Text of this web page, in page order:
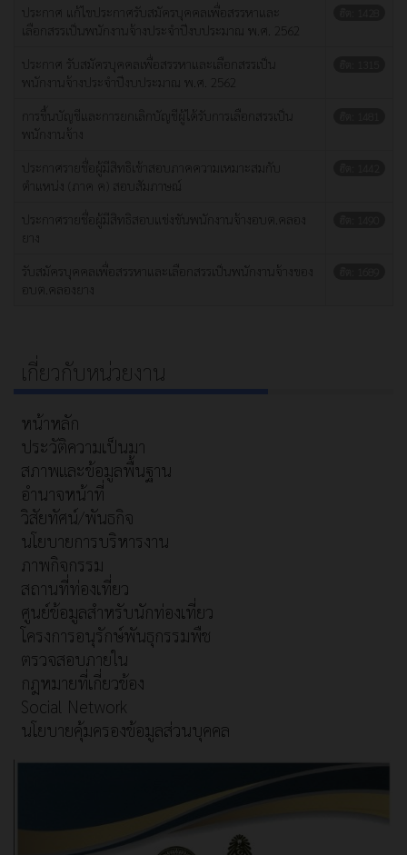
ประกาศ แก้ไขประกาศรับสมัครบุคคลเพื่อสรรหาและ
เลือกสรรเป็นพนักงานจ้างประจำปีงบประมาณ พ.ศ. 2562
ประกาศ รับสมัครบุคคลเพื่อสรรหาและเลือกสรรเป็น
พนักงานจ้างประจำปีงบประมาณ พ.ศ. 2562
การขึ้นบัญชีและการยกเลิกบัญชีผู้ได้รับการเลือกสรรเป็น
พนักงานจ้าง
ประกาศรายชื่อผู้มีสิทธิเข้าสอบภาคความเหมาะสมกับ
ตำแหน่ง (ภาค ค) สอบสัมภาษณ์
ประกาศรายชื่อผู้มีสิทธิสอบแข่งขันพนักงานจ้างอบต.คลอง
ยาง
รับสมัครบุคคลเพื่อสรรหาและเลือกสรรเป็นพนักงานจ้างของ
อบต.คลองยาง
เกี่ยวกับหน่วยงาน
หน้าหลัก
ประวัติความเป็นมา
สภาพและข้อมูลพื้นฐาน
อำนาจหน้าที่
วิสัยทัศน์/พันธกิจ
นโยบายการบริหารงาน
ภาพกิจกรรม
สถานที่ท่องเที่ยว
ศูนย์ข้อมูลสำหรับนักท่องเที่ยว
โครงการอนุรักษ์พันธุกรรมพืช
ตรวจสอบภายใน
กฎหมายที่เกี่ยวข้อง
Social Network
นโยบายคุ้มครองข้อมูลส่วนบุคคล